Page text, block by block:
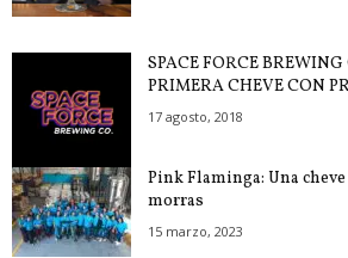
SPACE FORCE
PRIMERA CHEVE CON
17 agosto, 2018
Pink Flaminga: Una
morras
15 marzo, 2023